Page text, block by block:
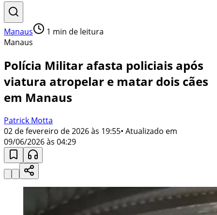
Manaus 1 min de leitura
Manaus
Polícia Militar afasta policiais após
viatura atropelar e matar dois cães
em Manaus
Patrick Motta
02 de fevereiro de 2026 às 19:55• Atualizado em
09/06/2026 às 04:29